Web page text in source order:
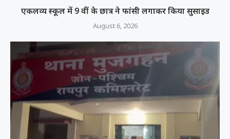
एकलव्य स्कूल में 9 वीं के छात्र ने फांसी लगाकर किया सुसाइड
August 6, 2026